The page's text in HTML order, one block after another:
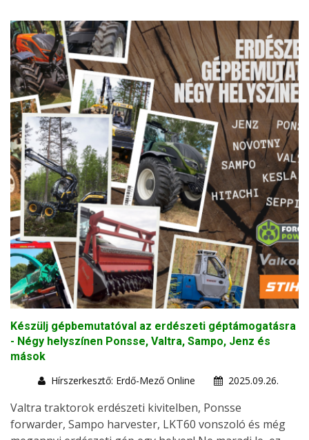
Készülj gépbemutatóval az erdészeti géptámogatásra
- Négy helyszínen Ponsse, Valtra, Sampo, Jenz és
mások
Hírszerkesztő: Erdő-Mező Online
2025.09.26.
Valtra traktorok erdészeti kivitelben, Ponsse
forwarder, Sampo harvester, LKT60 vonszoló és még